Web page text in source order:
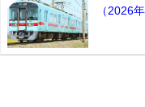
（2026